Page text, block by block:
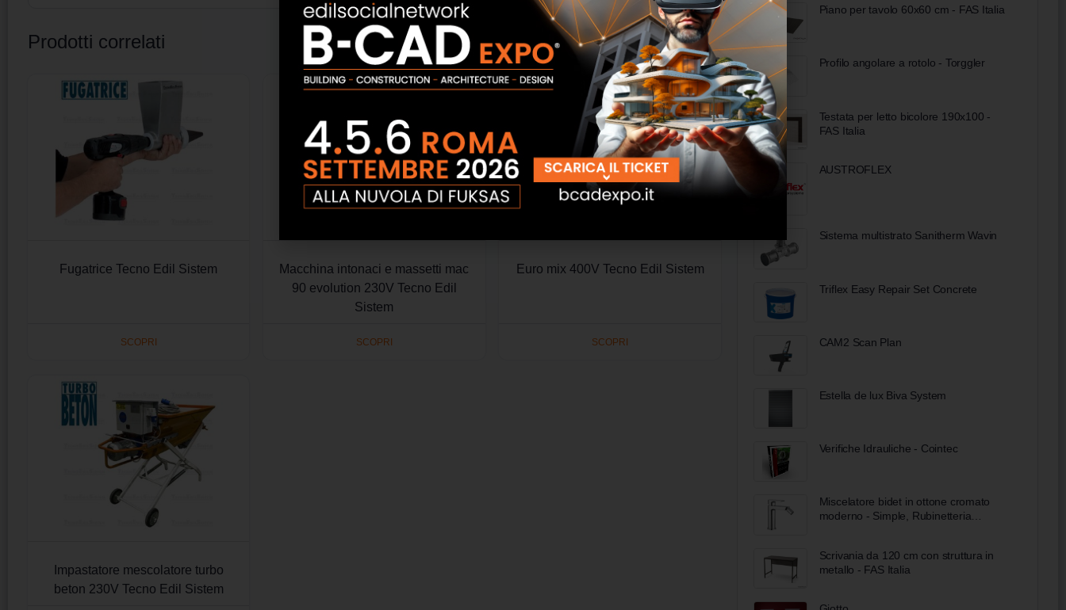
Prodotti correlati
Fugatrice Tecno Edil Sistem
SCOPRI
Macchina intonaci e massetti mac
90 evolution 230V Tecno Edil
Sistem
SCOPRI
Euro mix 400V Tecno Edil Sistem
SCOPRI
Impastatore mescolatore turbo
beton 230V Tecno Edil Sistem
Piano per tavolo 60x60 cm - FAS Italia
Profilo angolare a rotolo - Torggler
Testata per letto bicolore 190x100 -
FAS Italia
AUSTROFLEX
Sistema multistrato Sanitherm Wavin
Triflex Easy Repair Set Concrete
CAM2 Scan Plan
Estella de lux Biva System
Verifiche Idrauliche - Cointec
Miscelatore bidet in ottone cromato
moderno - Simple, Rubinetteria
Scrivania da 120 cm con struttura in
metallo - FAS Italia